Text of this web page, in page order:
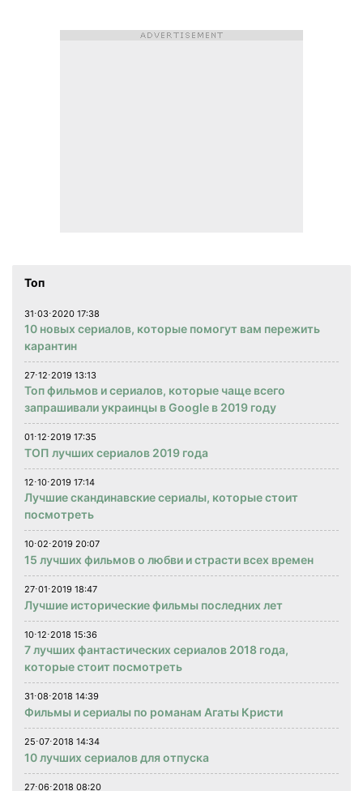
Топ
31⋅03⋅2020 17:38
10 новых сериалов, которые помогут вам пережить
карантин
27⋅12⋅2019 13:13
Топ фильмов и сериалов, которые чаще всего
запрашивали украинцы в Google в 2019 году
01⋅12⋅2019 17:35
ТОП лучших сериалов 2019 года
12⋅10⋅2019 17:14
Лучшие скандинавские сериалы, которые стоит
посмотреть
10⋅02⋅2019 20:07
15 лучших фильмов о любви и страсти всех времен
27⋅01⋅2019 18:47
Лучшие исторические фильмы последних лет
10⋅12⋅2018 15:36
7 лучших фантастических сериалов 2018 года,
которые стоит посмотреть
31⋅08⋅2018 14:39
Фильмы и сериалы по романам Агаты Кристи
25⋅07⋅2018 14:34
10 лучших сериалов для отпуска
27⋅06⋅2018 08:20